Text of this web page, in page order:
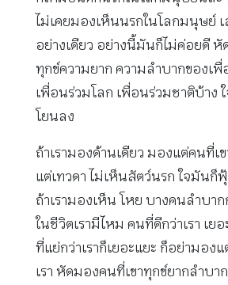
ไม่เคยมองเห็นนรกในโลกมนุษย์
อย่างเดียว อย่างนี้มันก็ไม่ค่อยดี หั
ทุกข์ความยาก ความลำบากของเ
เพื่อนร่วมโลก เพื่อนร่วมชาติบ้าง
โยนลง
ถ้าเรามองด้านเดียว มองแต่คนที่เข
แต่เทวดา ไม่เห็นสัตว์นรก ใจมันก็
ถ้าเรามองเห็น โหย บางคนลำบาก
ในชีวิตเรามีไหม คนที่ดีกว่าเรา เย
ที่แย่กว่าเราก็เยอะแยะ ก็อย่ามอง
เรา หัดมองคนที่เขาทุกข์ยากลำบา